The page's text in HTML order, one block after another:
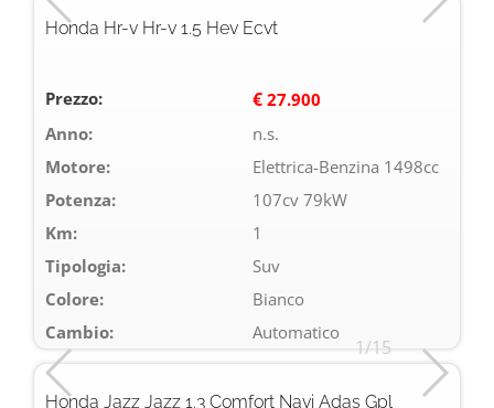
Honda Hr-v Hr-v 1.5 Hev Ecvt
Prezzo: € 27.900
Anno:
n.s.
Motore:
Elettrica-Benzina 1498cc
Potenza:
107cv 79kW
Km:
1
Tipologia:
Suv
Colore:
Bianco
Cambio:
Automatico
1/15
Honda Jazz Jazz 1.3 Comfort Navi Adas Gpl